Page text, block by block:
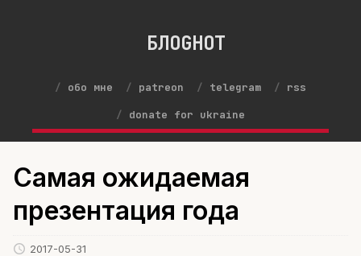
БЛОGНОТ
обо мне patreon telegram
rss
donate for ukraine
Самая ожидаемая
презентация года
2017-05-31